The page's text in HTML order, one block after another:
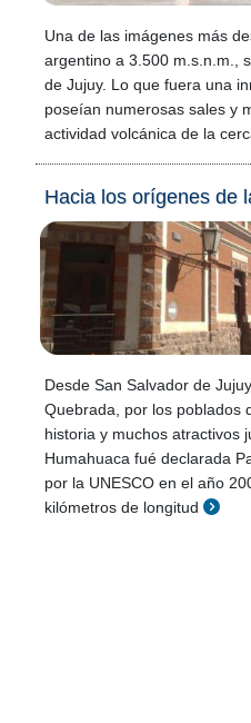
Una de las imágenes más
argentino a 3.500 m.s.n.m.,
de Jujuy. Lo que fuera una
poseían numerosas sales y
actividad volcánica de la
Hacia los orígenes de
Desde San Salvador de
Quebrada, por los poblados
historia y muchos atractivos
Humahuaca fué declarada
por la UNESCO en el año
kilómetros de longitud